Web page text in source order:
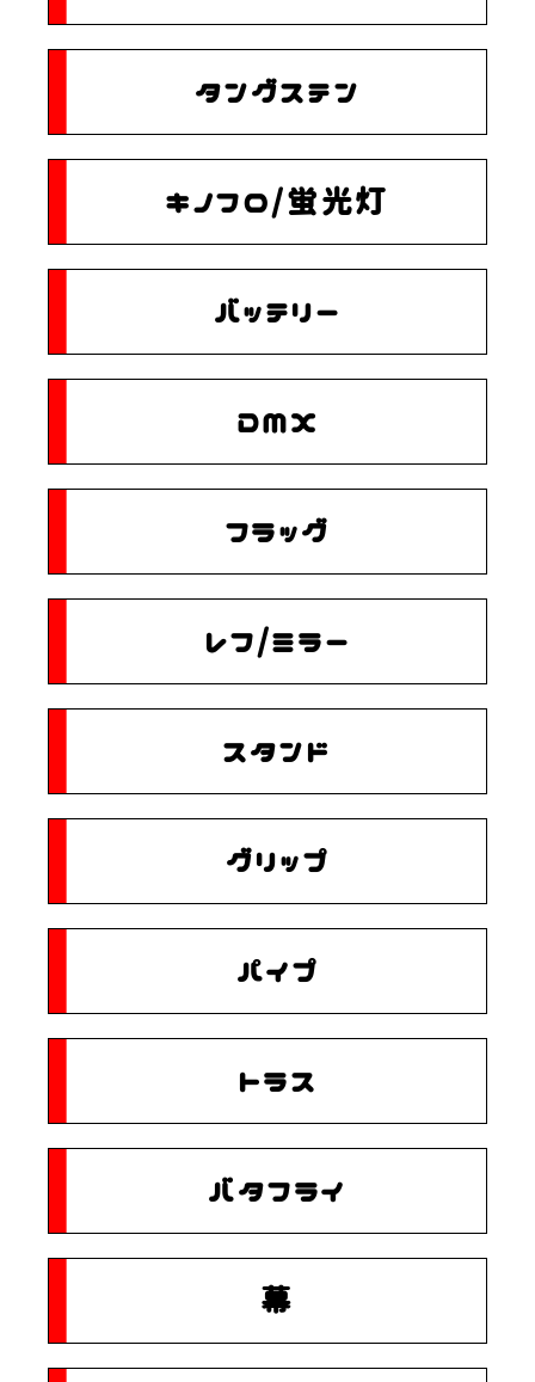
タングステン
キノフロ/蛍光灯
バッテリー
DMX
フラッグ
レフ/ミラー
スタンド
グリップ
パイプ
トラス
バタフライ
幕